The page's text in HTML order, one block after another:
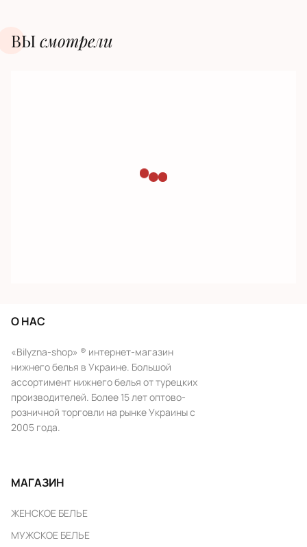
ВЫсмотрели
О НАС
«Bilyzna-shop» ® интернет-магазин
нижнего белья в Украине. Большой
ассортимент нижнего белья от турецких
производителей. Более 15 лет оптово-
розничной торговли на рынке Украины с
2005 года.
МАГАЗИН
ЖЕНСКОЕ БЕЛЬЕ
МУЖСКОЕ БЕЛЬЕ